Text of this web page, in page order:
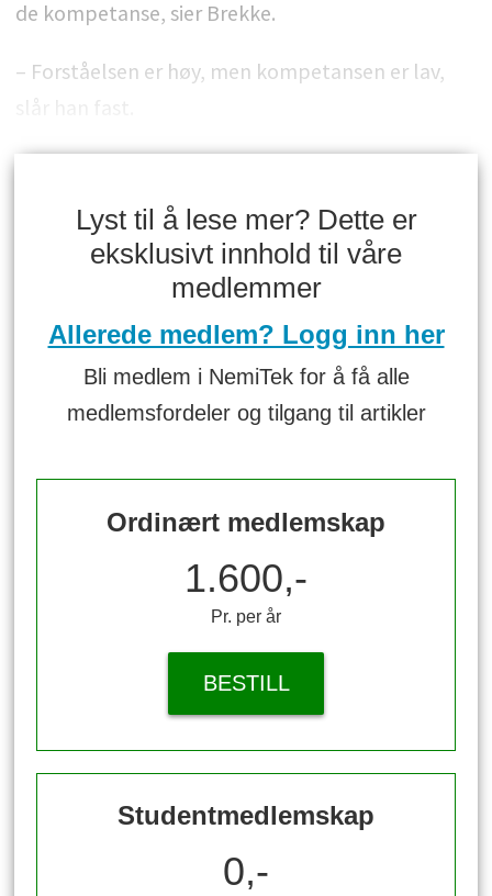
de kompetanse, sier Brekke.
– Forståelsen er høy, men kompetansen er lav,
Lyst til å lese mer? Dette er
eksklusivt innhold til våre
medlemmer
Allerede medlem? Logg inn her
Bli medlem i NemiTek for å få alle
medlemsfordeler og tilgang til artikler
Ordinært medlemskap
1.600,-
Pr. per år
BESTILL
Studentmedlemskap
0,-